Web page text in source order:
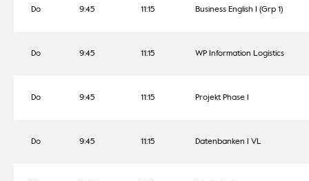
Do 9:45 11:15 Business English I (Grp 1)
Do 9:45 11:15 WP Information Logistics
Do 9:45 11:15 Projekt Phase I
Do 9:45 11:15 Datenbanken I VL